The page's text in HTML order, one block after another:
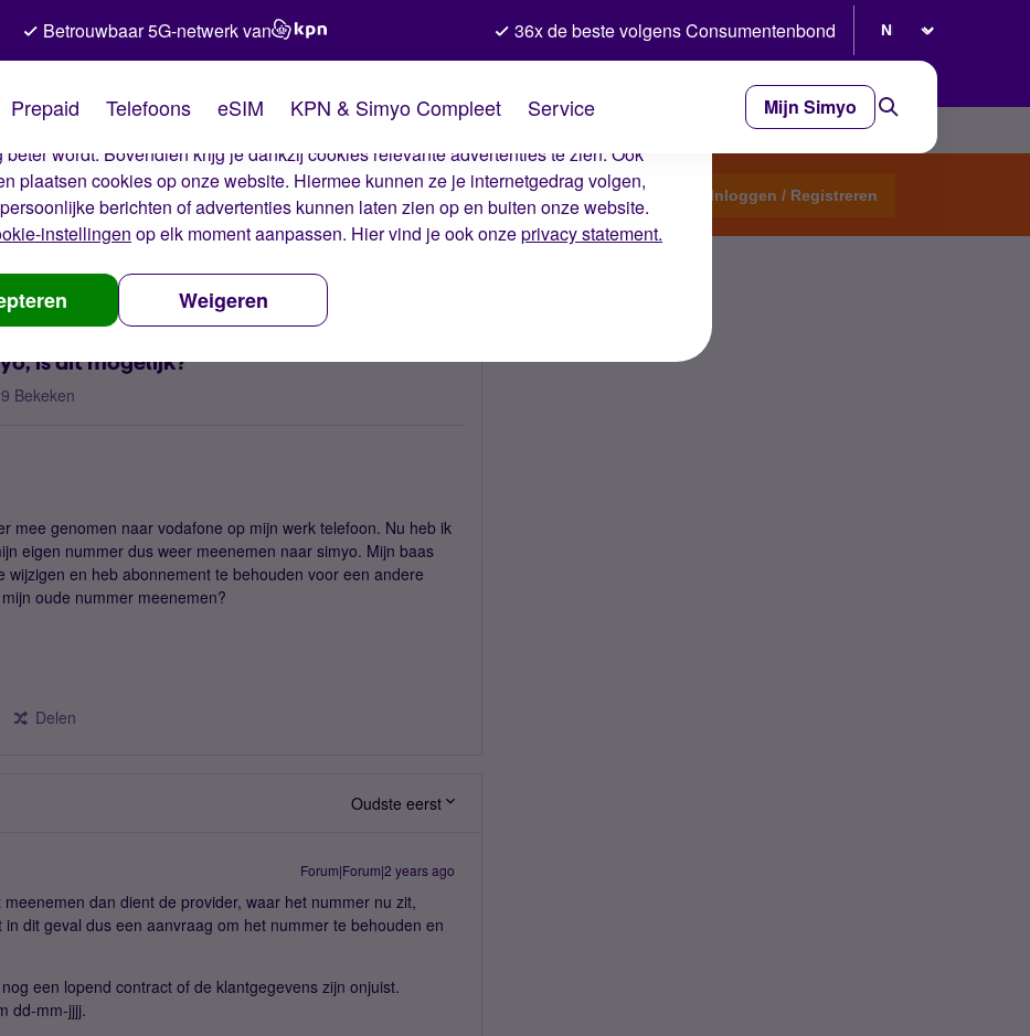
van Simyo
cookies op onze website. Met deze cookies zorgen wij ervoor dat je ervaring op de
beter wordt. Bovendien krijg je dankzij cookies relevante advertenties te zien. Ook
plaatsen cookies op onze website. Hiermee kunnen ze je internetgedrag volgen,
berichten of advertenties kunnen laten zien op en buiten onze website.
instellingen op elk moment aanpassen. Hier vind je ook onzeprivacy statement.
Weigeren
Betrouwbaar 5G-netwerk van 36x de beste volgens Consumentenbond
Prepaid Telefoons eSIM KPN & Simyo Compleet Service Mijn Simyo
Start een topic Inloggen / Registreren
nummerbehoud
is dit mogelijk?
Bekeken
mee genomen naar vodafone op mijn werk telefoon. Nu heb ik
eigen nummer dus weer meenemen naar simyo. Mijn baas
en heb abonnement te behouden voor een andere
oude nummer meenemen?
Delen
Oudste eerst
Forum|Forum|2 years ago
dan dient de provider, waar het nummer nu zit,
dit geval dus een aanvraag om het nummer te behouden en
een lopend contract of de klantgegevens zijn onjuist.
dd-mm-jjjj.